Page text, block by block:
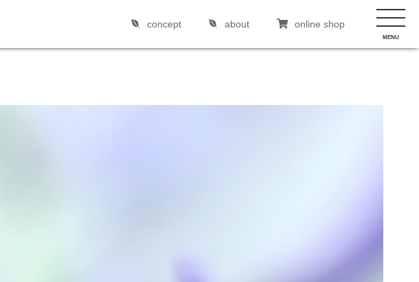
concept about online shop
MENU